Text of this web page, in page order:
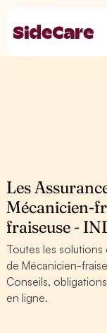
Les
Mécanicien-
fraiseuse -
Toutes les
de Mécanicien-
Conseils,
en ligne.